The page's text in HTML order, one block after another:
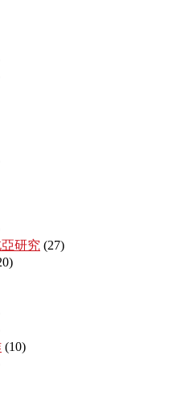
研究 (27)
(10)